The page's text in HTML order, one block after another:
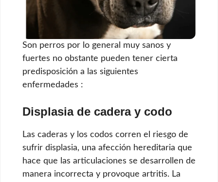
Son perros por lo general muy sanos y
fuertes no obstante pueden tener cierta
predisposición a las siguientes
enfermedades :
Displasia de cadera y codo
Las caderas y los codos corren el riesgo de
sufrir displasia, una afección hereditaria que
hace que las articulaciones se desarrollen de
manera incorrecta y provoque artritis. La